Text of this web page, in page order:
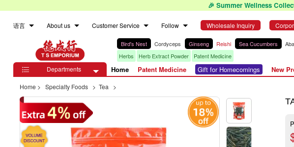
🎉 Summer Wellness
语言 About us Customer Service Follow Wholesale Inquiry
Bird's Nest Cordyceps Ginseng Reishi Sea Cucumbers
Herbs
Herb Extract Powder Patent Medicine

Departments Home Patent Medicine Gift for Homecomings New
Home > Specialty Foods > Tea >